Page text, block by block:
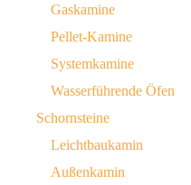
Gaskamine
Pellet-Kamine
Systemkamine
Wasserführende Öfen
Schornsteine
Leichtbaukamin
Außenkamin